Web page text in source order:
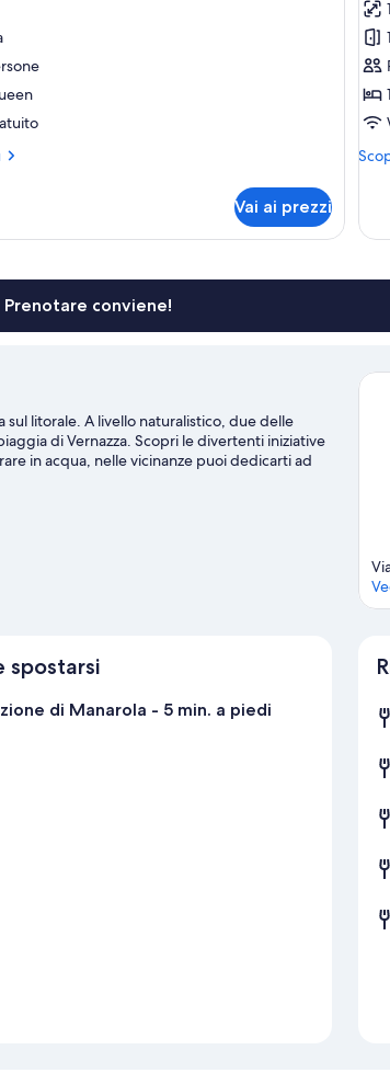
Vai ai prezzi
Altri
conviene!
sul litorale. A livello naturalistico, due delle
di Vernazza. Scopri le divertenti iniziative
in acqua, nelle vicinanze puoi dedicarti ad
spostarsi
di Manarola - 5 min. a piedi